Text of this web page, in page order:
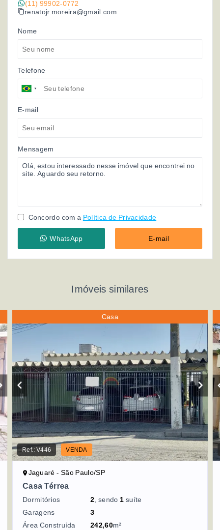
(11) 99902-0772
renatojr.moreira@gmail.com
Nome
Telefone
E-mail
Mensagem
Concordo com a Política de Privacidade
WhatsApp E-mail
Imóveis similares
Casa
Ref.:V446 VENDA
Jaguaré - São Paulo/SP
Casa Térrea
Dormitórios 2, sendo1 suíte
Garagens
3
Área Construída
242,60m²